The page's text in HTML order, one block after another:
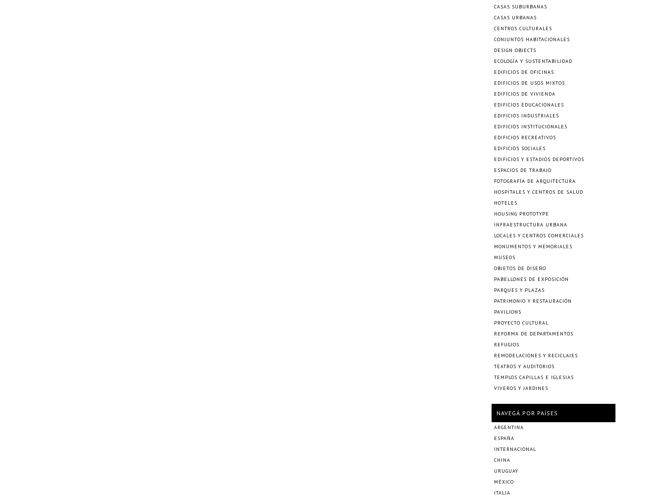
CASAS SUBURBANAS
CASAS URBANAS
CENTROS CULTURALES
CONJUNTOS HABITACIONALES
DESIGN OBJECTS
ECOLOGÍA Y SUSTENTABILIDAD
EDIFICIOS DE OFICINAS
EDIFICIOS DE USOS MIXTOS
EDIFICIOS DE VIVIENDA
EDIFICIOS EDUCACIONALES
EDIFICIOS INDUSTRIALES
EDIFICIOS INSTITUCIONALES
EDIFICIOS RECREATIVOS
EDIFICIOS SOCIALES
EDIFICIOS Y ESTADIOS DEPORTIVOS
ESPACIOS DE TRABAJO
FOTOGRAFÍA DE ARQUITECTURA
HOSPITALES Y CENTROS DE SALUD
HOTELES
HOUSING PROTOTYPE
INFRAESTRUCTURA URBANA
LOCALES Y CENTROS COMERCIALES
MONUMENTOS Y MEMORIALES
MUSEOS
OBJETOS DE DISEÑO
PABELLONES DE EXPOSICIÓN
PARQUES Y PLAZAS
PATRIMONIO Y RESTAURACIÓN
PAVILIONS
PROYECTO CULTURAL
REFORMA DE DEPARTAMENTOS
REFUGIOS
REMODELACIONES Y RECICLAJES
TEATROS Y AUDITORIOS
TEMPLOS CAPILLAS E IGLESIAS
VIVEROS Y JARDINES
NAVEGÁ POR PAÍSES
ARGENTINA
ESPAÑA
INTERNACIONAL
CHINA
URUGUAY
MÉXICO
ITALIA